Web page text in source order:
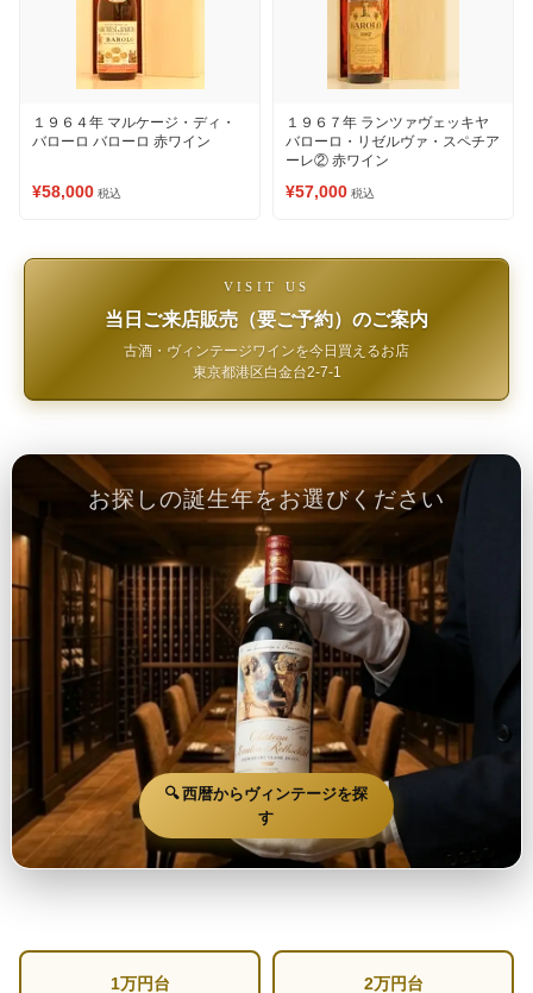
１９６４年 マルケージ・ディ・
バローロ バローロ 赤ワイン
¥58,000 税込
１９６７年 ランツァヴェッキヤ
バローロ・リゼルヴァ・スペチア
ーレ② 赤ワイン
¥57,000 税込
VISIT US
当日ご来店販売（要ご予約）のご案内
古酒・ヴィンテージワインを今日買えるお店
東京都港区白金台2-7-1
お探しの誕生年をお選びください
🔍 西暦からヴィンテージを探
す
1万円台 2万円台